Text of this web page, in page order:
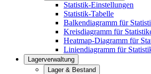
Statistik-Einstellungen
Statistik-Tabelle
Balkendiagramm für
Kreisdiagramm für
Heatmap-Diagramm für
Liniendiagramm für
Lagerverwaltung
Lager & Bestand